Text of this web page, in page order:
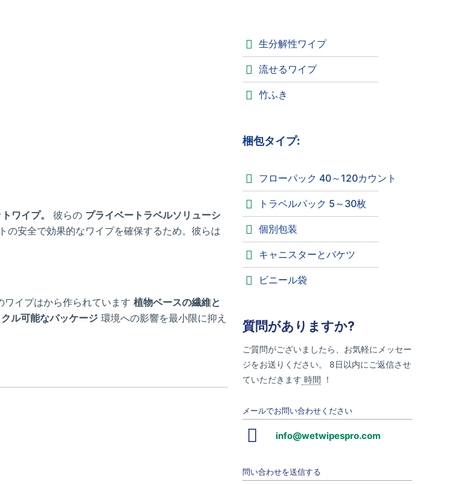
ワイプ。 彼らの プライベートラベルソリューシ
の安全で効果的なワイプを確保するため。彼らは
ワイプはから作られています 植物ベースの繊維と
クル可能なパッケージ 環境への影響を最小限に抑え
生分解性ワイプ
流せるワイプ
竹ふき
梱包タイプ:
フローパック 40～120カウント
トラベルパック 5～30枚
個別包装
キャニスターとバケツ
ビニール袋
質問がありますか?
ご質問がございましたら、お気軽にメッセー
ジをお送りください。 8日以内にご返信させ
ていただきます 時間 ！
メールでお問い合わせください
info@wetwipespro.com
問い合わせを送信する